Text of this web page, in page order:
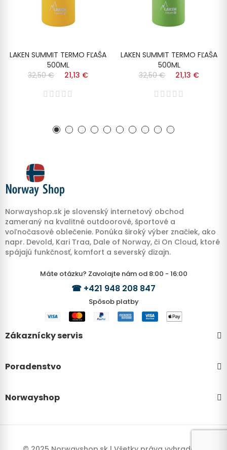
LAKEN SUMMIT TERMO FĽAŠA
500ML
32,50 €
21,13 €
LAKEN SUMMIT TERMO FĽAŠA
500ML
32,50 €
21,13 €
Norwayshop.sk je slovenský internetový obchod
zameraný na kvalitné outdoorové, športové a
voľnočasové oblečenie. Ponúka široký výber značiek, ako
napr. Devold, Kari Traa, Dale of Norway, či On Cloud, ktoré
spájajú funkčnosť, komfort a severský dizajn.
Máte otázku? Zavolajte nám od 8:00 - 16:00
☎ +421 948 208 847
Spôsob platby
Zákaznícky servis
Poradenstvo
Norwayshop